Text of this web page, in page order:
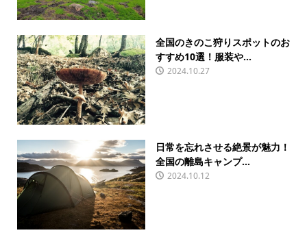
全国のきのこ狩りスポットのお
すすめ10選！服装や...
2024.10.27
日常を忘れさせる絶景が魅力！
全国の離島キャンプ...
2024.10.12